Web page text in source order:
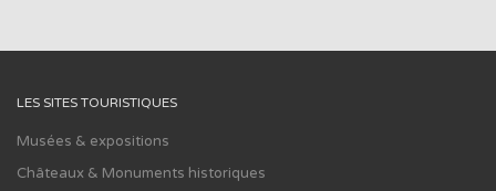
LES SITES TOURISTIQUES
Musées & expositions
Châteaux & Monuments historiques